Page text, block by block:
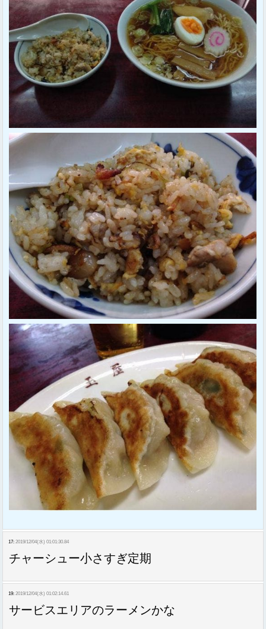
17: 2019/12/04(水) 01:01:30.84
チャーシュー小さすぎ定期
19: 2019/12/04(水) 01:02:14.61
サービスエリアのラーメンかな